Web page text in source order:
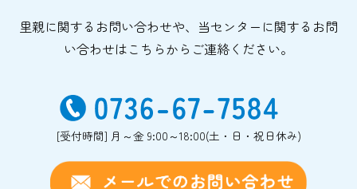
里親に関するお問い合わせや、当センターに関するお問
い合わせはこちらからご連絡ください。
[受付時間] 月～金 9:00～18:00(土・日・祝日休み)